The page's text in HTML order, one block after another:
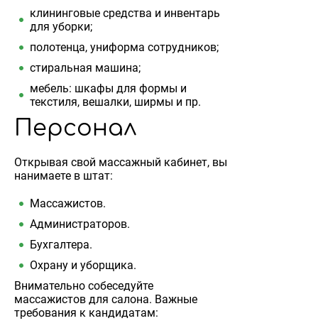
клининговые средства и инвентарь
для уборки;
полотенца, униформа сотрудников;
стиральная машина;
мебель: шкафы для формы и
текстиля, вешалки, ширмы и пр.
Персонал
Открывая свой массажный кабинет, вы
нанимаете в штат:
Массажистов.
Администраторов.
Бухгалтера.
Охрану и уборщика.
Внимательно собеседуйте
массажистов для салона. Важные
требования к кандидатам: